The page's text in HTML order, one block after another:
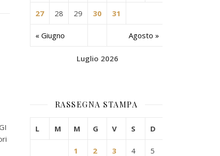
Luglio 2026
« Giugno Agosto »
27 28 29 30 31
RASSEGNA STAMPA
L M M G V S D
1 2 3 4 5